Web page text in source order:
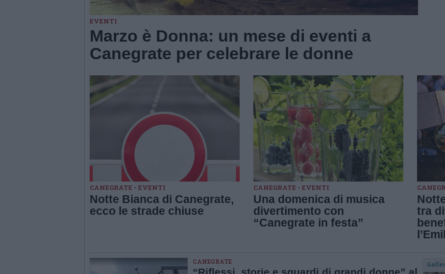
EVENTI
Marzo è Donna: un mese di eventi a
Canegrate per celebrare le donne
CANEGRATE - EVENTI
Notte Bianca di Canegrate,
ecco le strade chiuse
CANEGRATE - EVENTI
Una domenica di musica
divertimento con
“Canegrate in festa”
tra
CANEGRATE